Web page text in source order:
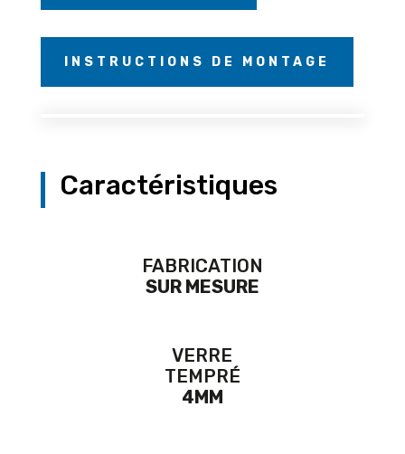
INSTRUCTIONS DE MONTAGE
Caractéristiques
FABRICATION
SUR MESURE
VERRE
TEMPRÉ
4MM